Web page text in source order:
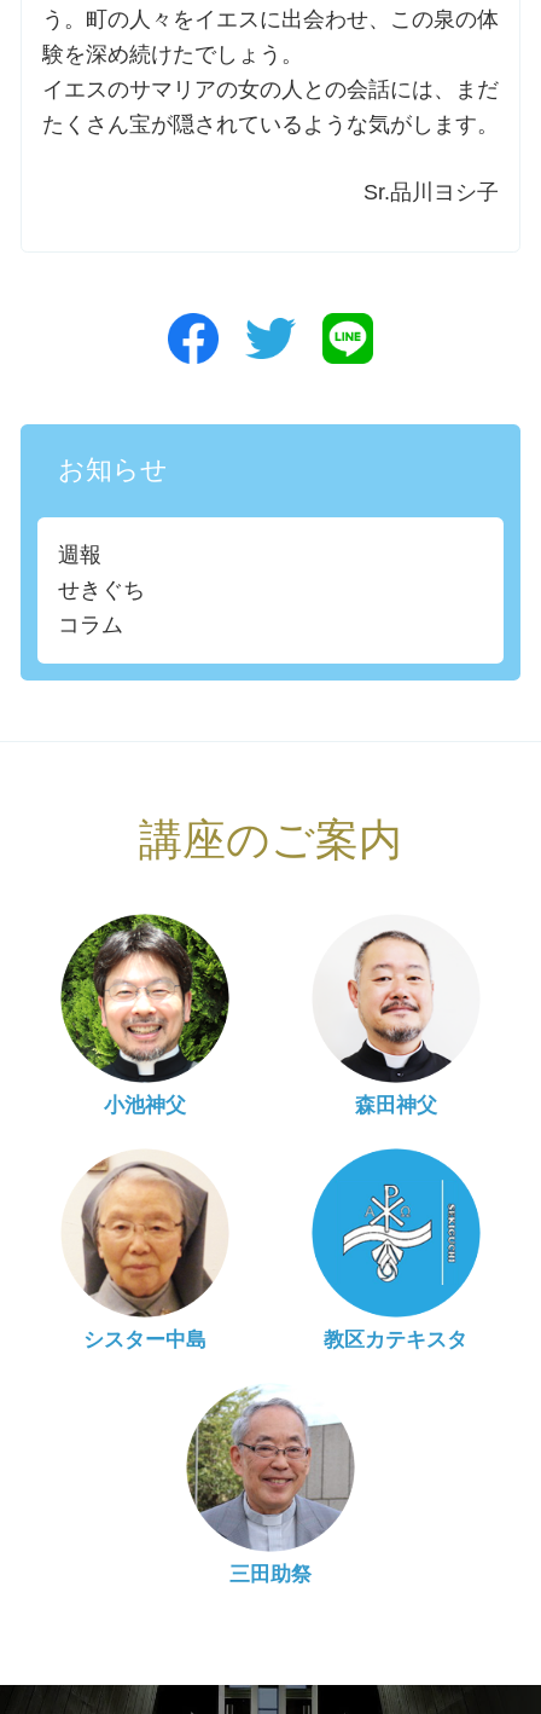
う。町の人々をイエスに出会わせ、この泉の体
験を深め続けたでしょう。
イエスのサマリアの女の人との会話には、まだ
たくさん宝が隠されているような気がします。
Sr.品川ヨシ子
お知らせ
週報
せきぐち
コラム
講座のご案内
小池神父 森田神父
シスター中島 教区カテキスタ
三田助祭